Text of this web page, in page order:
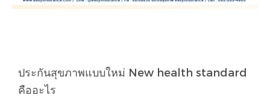
ประกันสุขภาพแบบใหม่ New health standard
คืออะไร